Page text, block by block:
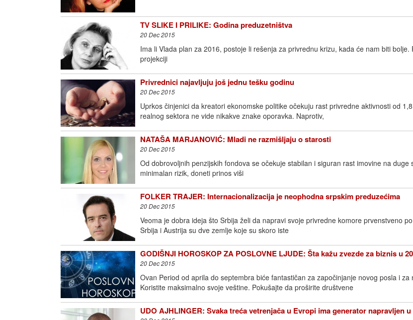
TV SLIKE I PRILIKE: Godina preduzetništva
20 Dec 2015
Ima li Vlada plan za 2016, postoje li rešenja za privrednu krizu, kada će nam biti bolje.
projekciji
Privrednici najavljuju još jednu tešku godinu
20 Dec 2015
Uprkos činjenici da kreatori ekonomske politike očekuju rast privredne aktivnosti od
realnog sektora ne vide nikakve znake oporavka. Naprotiv,
NATAŠA MARJANOVIĆ: Mladi ne razmišljaju o starosti
20 Dec 2015
Od dobrovoljnih penzijskih fondova se očekuje stabilan i siguran rast imovine na duge
minimalan rizik, doneti prinos viši
FOLKER TRAJER: Internacionalizacija je neophodna srpskim preduzećima
20 Dec 2015
Veoma je dobra ideja što Srbija želi da napravi svoje privredne komore prvenstveno
Srbija i Austrija su dve zemlje koje su skoro iste
GODIŠNJI HOROSKOP ZA POSLOVNE LJUDE: Šta kažu zvezde za biznis u
20 Dec 2015
Ovan Period od aprila do septembra biće fantastičan za započinjanje novog posla i za
Koristite maksimalno svoje veštine. Pokušajte da proširite društvene
UDO AJHLINGER: Svaka treća vetrenjača u Evropi ima generator napravljen